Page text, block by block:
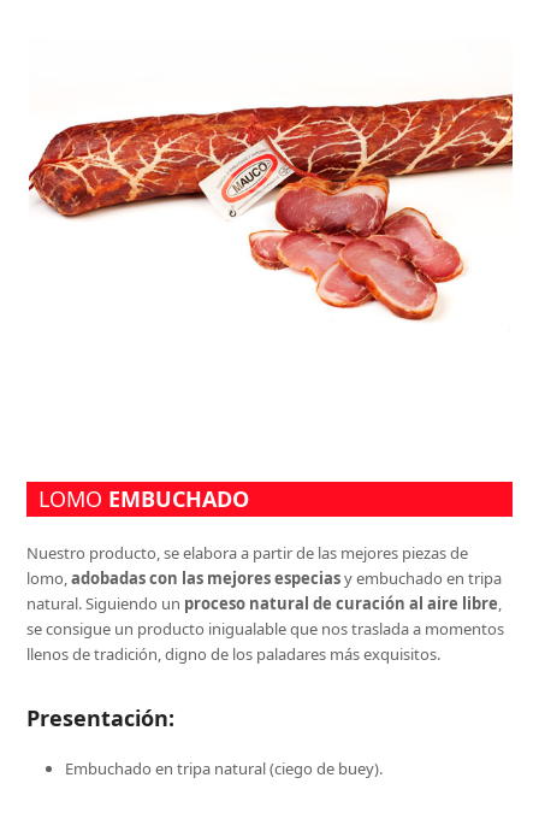
LOMO EMBUCHADO
Nuestro producto, se elabora a partir de las mejores piezas de
lomo,adobadas con las mejores especiasy embuchado en tripa
natural. Siguiendo un proceso natural de curación al aire libre,
se consigue un producto inigualable que nos traslada a momentos
llenos de tradición, digno de los paladares más exquisitos.
Presentación:
Embuchado en tripa natural (ciego de buey).